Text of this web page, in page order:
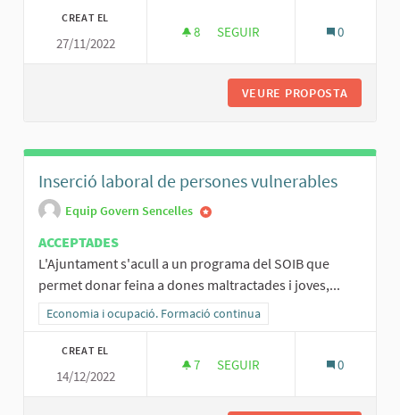
CREAT EL
27/11/2022
8 8 SEGUIDORES
SEGUIR 0
VEURE PROPOSTA
Inserció laboral de persones vulnerables
Equip Govern Sencelles
ACCEPTADES
L'Ajuntament s'acull a un programa del SOIB que
permet donar feina a dones maltractades i joves,...
Resultats al filtrar per la categoria: Economia i ocupació.
Economia i ocupació. Formació continua
CREAT EL
14/12/2022
7 7 SEGUIDORES
SEGUIR 0